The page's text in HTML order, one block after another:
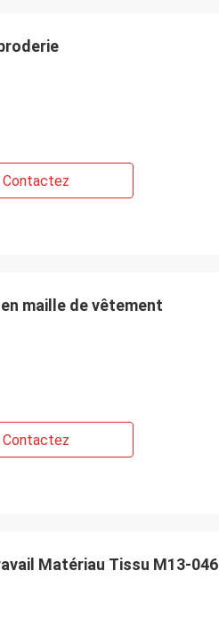
Contactez
maille de vêtement
Contactez
Matériau Tissu M13-046